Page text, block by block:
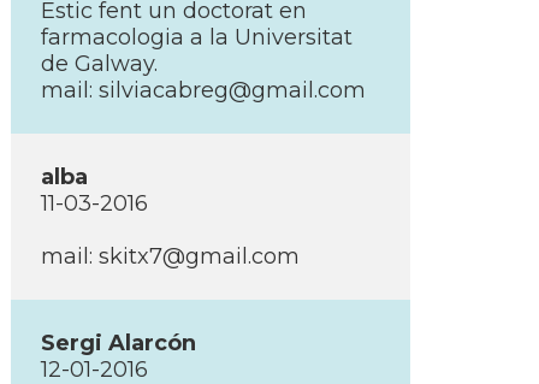
Estic fent un doctorat en
farmacologia a la Universitat
de Galway.
mail: silviacabreg@gmail.com
alba
11-03-2016
mail: skitx7@gmail.com
Sergi Alarcón
12-01-2016